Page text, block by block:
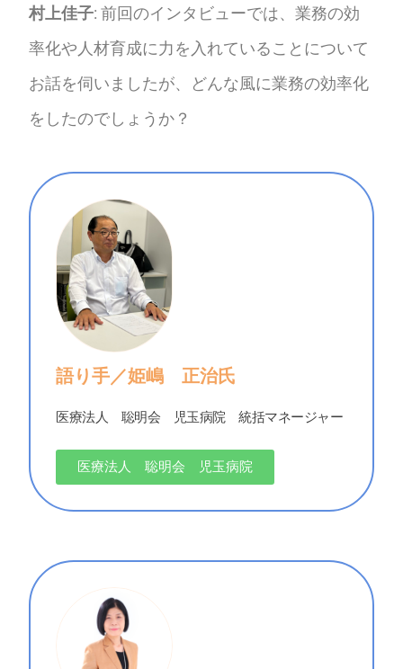
村上佳子: 前回のインタビューでは、業務の効
率化や人材育成に力を入れていることについて
お話を伺いましたが、どんな風に業務の効率化
をしたのでしょうか？
語り手／姫嶋 正治氏
医療法人 聡明会 児玉病院 統括マネージャー
医療法人 聡明会 児玉病院